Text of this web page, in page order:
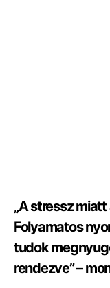
„A stressz
Folyamatos
tudok
rendezve” –